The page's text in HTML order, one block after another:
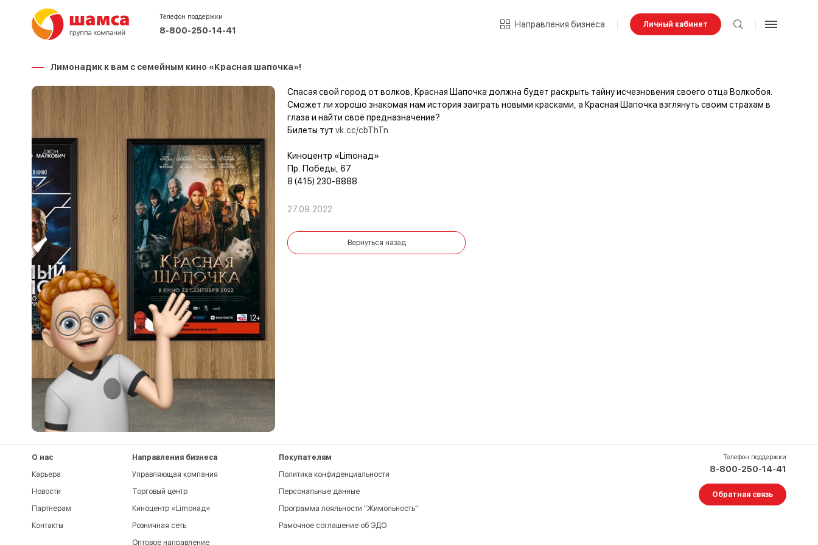
Телефон поддержки
8-800-250-14-41
Направления бизнеса Личный кабинет
Лимонадик к вам с семейным кино «Красная шапочка»!
Спасая свой город от волков, Красная Шапочка должна будет раскрыть тайну исчезновения своего отца Волкобоя.
Сможет ли хорошо знакомая нам история заиграть новыми красками, а Красная Шапочка взглянуть своим страхам в
глаза и найти своё предназначение?
Билеты тут vk.cc/cbThTn
Киноцентр «Limoнад»⠀
Пр. Победы, 67⠀
8 (415) 230-8888
27.09.2022
Вернуться назад
О нас
Карьера
Новости
Партнерам
Контакты
Направления бизнеса
Управляющая компания
Торговый центр
Киноцентр «Limoнад»
Розничная сеть
Оптовое направление
Покупателям
Политика конфиденциальности
Персональные данные
Программа лояльности "Жимольность"
Рамочное соглашение об ЭДО
Телефон поддержки
8-800-250-14-41
Обратная связь